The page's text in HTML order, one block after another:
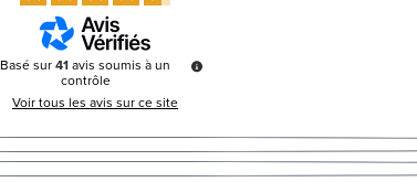
Basé sur41avis soumis à un
contrôle
Voir tous les avis sur ce site